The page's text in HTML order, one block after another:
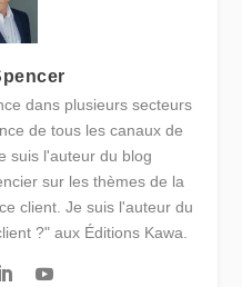
dans plusieurs secteurs
de tous les canaux de
suis l'auteur du blog
sur les thèmes de la
client. Je suis l'auteur du
?" aux Éditions Kawa.